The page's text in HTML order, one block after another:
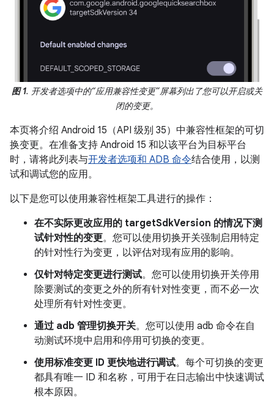
图 1. 开发者选项中的“应用兼容性变更”屏幕列出了您可以开启或关
闭的变更。
本页将介绍 Android 15（API 级别 35）中兼容性框架的可切
换变更。在准备支持 Android 15 和以该平台为目标平台
时，请将此列表与开发者选项和 ADB 命令结合使用，以测
试和调试您的应用。
以下是您可以使用兼容性框架工具进行的操作：
在不实际更改应用的 targetSdkVersion 的情况下测
试针对性的变更。您可以使用切换开关强制启用特定
的针对性行为变更，以评估对现有应用的影响。
仅针对特定变更进行测试。您可以使用切换开关停用
除要测试的变更之外的所有针对性变更，而不必一次
处理所有针对性变更。
通过 adb 管理切换开关。您可以使用 adb 命令在自
动测试环境中启用和停用可切换的变更。
使用标准变更 ID 更快地进行调试。每个可切换的变更
都具有唯一 ID 和名称，可用于在日志输出中快速调试
根本原因。